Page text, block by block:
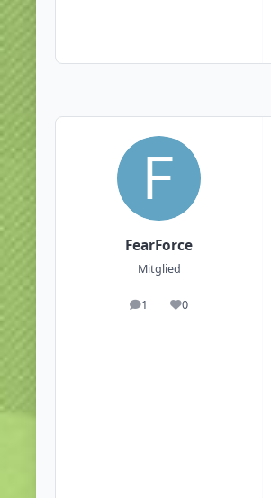
FearForce
Mitglied
1
Beiträge0
Reputation